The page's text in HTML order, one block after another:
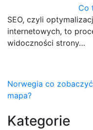
Co
SEO, czyli
internetowych, to
widoczności strony…
Nawigacja
wpisu
Norwegia co zobaczyć
mapa?
Kategorie